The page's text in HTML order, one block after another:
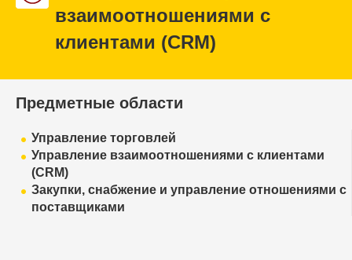
взаимоотношениями с
клиентами (CRM)
Предметные области
Управление торговлей
Управление взаимоотношениями с клиентами
(CRM)
Закупки, снабжение и управление отношениями с
поставщиками